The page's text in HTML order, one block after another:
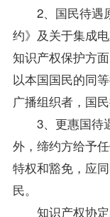
2、国民待遇原
约》及关于集成
知识产权保护方
以本国国民的同
广播组织者，国
3、更惠国待
外，缔约方给予
特权和豁免，应
民。
知识产权协定